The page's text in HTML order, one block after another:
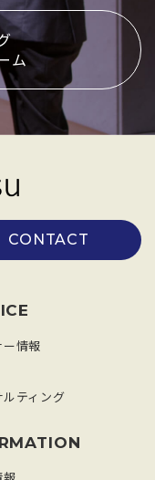
ム
CONTACT
ー情報
ルティング